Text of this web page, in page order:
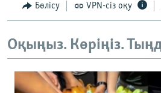
Бөлісу VPN-сіз оқу
Оқыңыз. Көріңіз.